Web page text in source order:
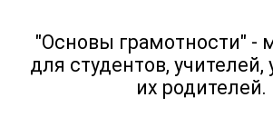
"Основы грамотности" -
для студентов, учителей,
их родителей.